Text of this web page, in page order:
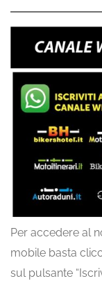
Per accedere al
mobile basta
sul pulsante